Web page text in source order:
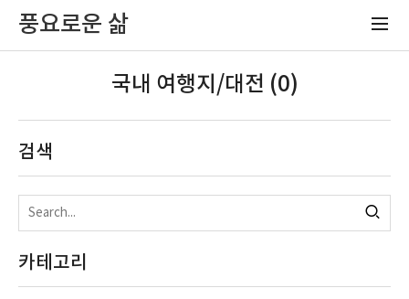
풍요로운 삶
국내 여행지/대전 (0)
검색
카테고리